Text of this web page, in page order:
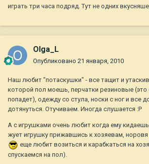
играть три часа подряд. Тут не одних
Olga_L
Опубликовано 21 января, 2010
Наш любит "потаскушки" - все тащит и
которой пол моешь, перчатки резиновые (это
попадет), одежду со стула, носки с ног и все
дотянуться. Отучиваем. Иногда слушается :P
А с игрушками очень любит когда ему
жует игрушку прижавшись к хозяевам, норовя
еще любит возиться и карабкаться на
спускаемся на пол).